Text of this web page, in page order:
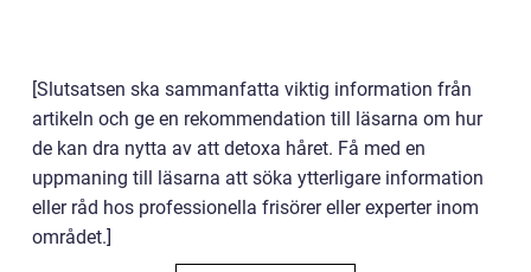
[Slutsatsen ska sammanfatta viktig information från
artikeln och ge en rekommendation till läsarna om hur
de kan dra nytta av att detoxa håret. Få med en
uppmaning till läsarna att söka ytterligare information
eller råd hos professionella frisörer eller experter inom
området.]